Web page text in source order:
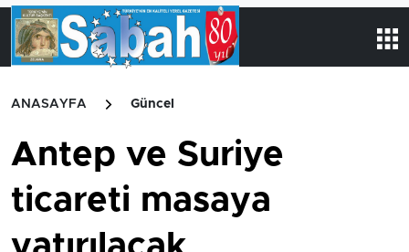
ANASAYFA Güncel
Antep ve Suriye
ticareti masaya